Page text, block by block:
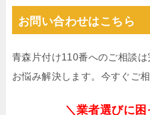
お問い合わせはこちら
青森片付け110番へのご相談
お悩み解決します。今すぐご
＼業者選びに